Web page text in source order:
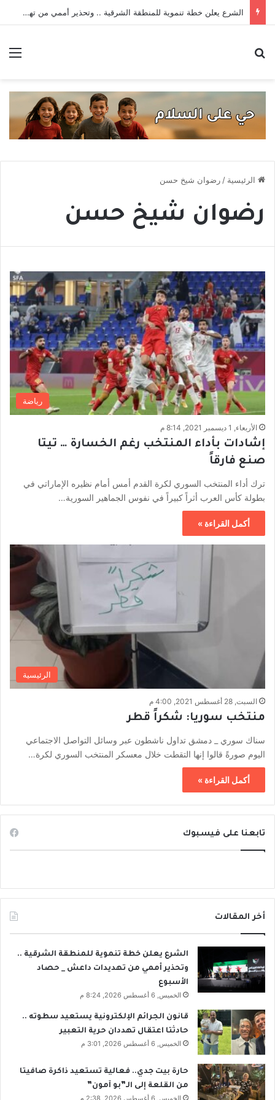
الشرع يعلن خطة تنموية للمنطقة الشرقية .. وتحذير أممي من تهديدات داعش _ حصاد الأسبوع
الرئيسية / رضوان شيخ حسن
رضوان شيخ حسن
رياضة
الأربعاء, 1 ديسمبر 2021, 8:14 م
إشادات بأداء المنتخب رغم الخسارة … تيتا
صنع فارقاً
ترك أداء المنتخب السوري لكرة القدم أمس أمام نظيره الإماراتي في
بطولة كأس العرب أثراً كبيراً في نفوس الجماهير السورية…
أكمل القراءة »
الرئيسية
السبت, 28 أغسطس 2021, 4:00 م
منتخب سوريا: شكراً قطر
سناك سوري _ دمشق تداول ناشطون عبر وسائل التواصل الاجتماعي
اليوم صورةً قالوا إنها التقطت خلال معسكر المنتخب السوري لكرة…
أكمل القراءة »
تابعنا على فيسبوك
أخر المقالات
الشرع يعلن خطة تنموية للمنطقة الشرقية ..
وتحذير أممي من تهديدات داعش _ حصاد
الأسبوع
الخميس, 6 أغسطس 2026, 8:24 م
قانون الجرائم الإلكترونية يستعيد سطوته ..
حادثتا اعتقال تهددان حرية التعبير
الخميس, 6 أغسطس 2026, 3:01 م
حارة بيت جدي.. فعالية تستعيد ذاكرة صافيتا
من القلعة إلى الـ”بو آمون”
الخميس, 6 أغسطس 2026, 2:38 م